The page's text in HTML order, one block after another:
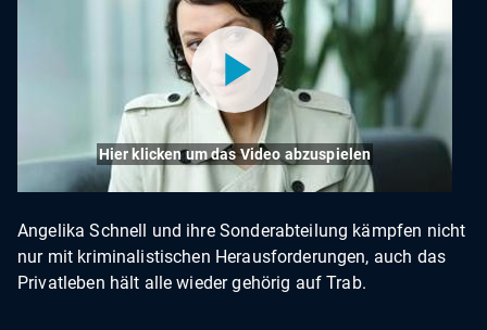
Hier klicken um das Video abzuspielen
Angelika Schnell und ihre Sonderabteilung kämpfen nicht
nur mit kriminalistischen Herausforderungen, auch das
Privatleben hält alle wieder gehörig auf Trab.